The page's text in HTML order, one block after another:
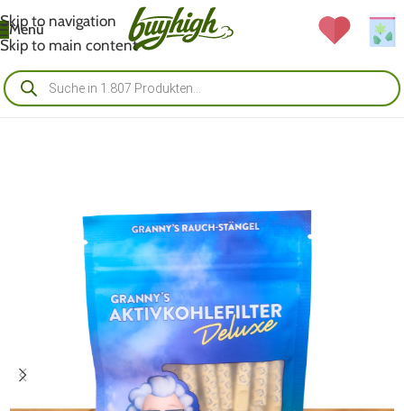
Skip to navigation
Skip to main content
Menü